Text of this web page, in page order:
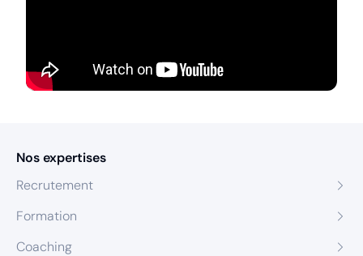
Nos expertises
Recrutement
Formation
Coaching